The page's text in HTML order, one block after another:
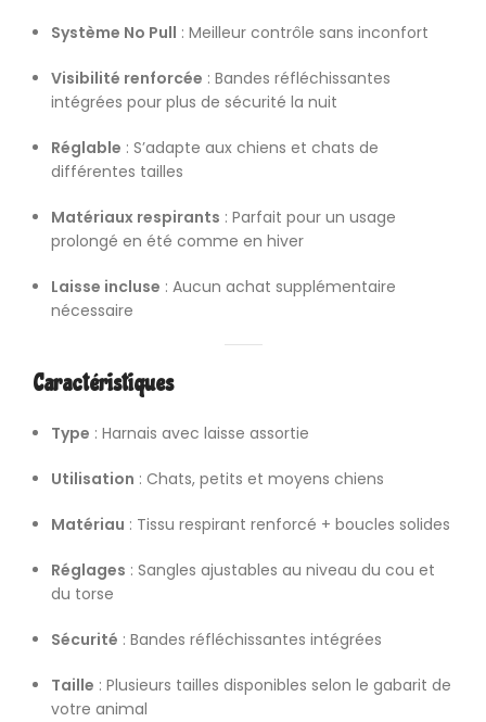
Système No Pull : Meilleur contrôle sans inconfort
Visibilité renforcée : Bandes réfléchissantes
intégrées pour plus de sécurité la nuit
Réglable : S’adapte aux chiens et chats de
différentes tailles
Matériaux respirants : Parfait pour un usage
prolongé en été comme en hiver
Laisse incluse : Aucun achat supplémentaire
nécessaire
Caractéristiques
Type : Harnais avec laisse assortie
Utilisation : Chats, petits et moyens chiens
Matériau : Tissu respirant renforcé + boucles solides
Réglages : Sangles ajustables au niveau du cou et
du torse
Sécurité : Bandes réfléchissantes intégrées
Taille : Plusieurs tailles disponibles selon le gabarit de
votre animal